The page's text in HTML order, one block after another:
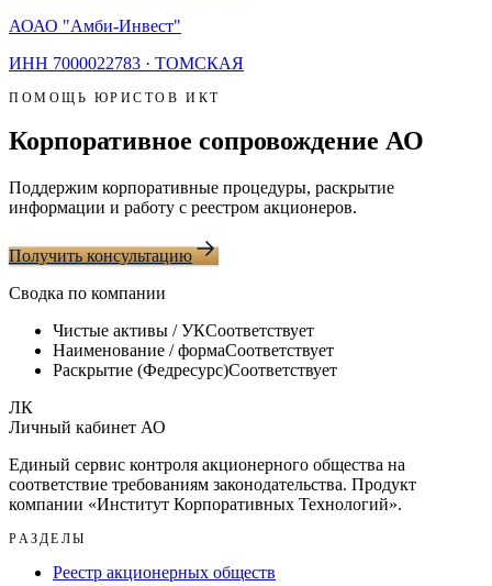
АОАО "Амби-Инвест"
ИНН 7000022783 · ТОМСКАЯ
ПОМОЩЬ ЮРИСТОВ ИКТ
Корпоративное сопровождение АО
Поддержим корпоративные процедуры, раскрытие
информации и работу с реестром акционеров.
Получить консультацию
Сводка по компании
Чистые активы / УКСоответствует
Наименование / формаСоответствует
Раскрытие (Федресурс)Соответствует
ЛК
Личный кабинет АО
Единый сервис контроля акционерного общества на
соответствие требованиям законодательства. Продукт
компании «Институт Корпоративных Технологий».
РАЗДЕЛЫ
Реестр акционерных обществ